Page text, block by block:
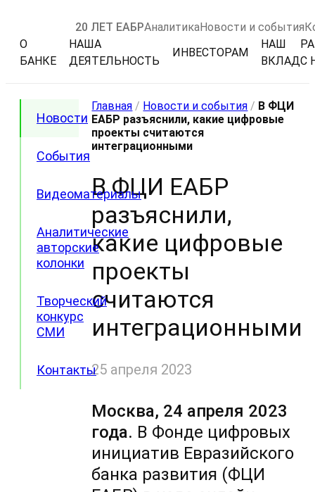
20 ЛЕТ ЕАБРАналитикаНовости и события
О
БАНКЕ
НАША
ДЕЯТЕЛЬНОСТЬ
ИНВЕСТОРАМ
НАШ
ВКЛАДС
Новости
События
Видеоматериалы
Аналитические
авторские
колонки
Творческий
конкурс
СМИ
Контакты
Главная / Новости и события / В ФЦИ
ЕАБР разъяснили, какие цифровые
проекты считаются
интеграционными
В ФЦИ ЕАБР
разъяснили,
какие цифровые
проекты
считаются
интеграционными
25 апреля 2023
Москва, 24 апреля 2023
года. В Фонде цифровых
инициатив Евразийского
банка развития (ФЦИ